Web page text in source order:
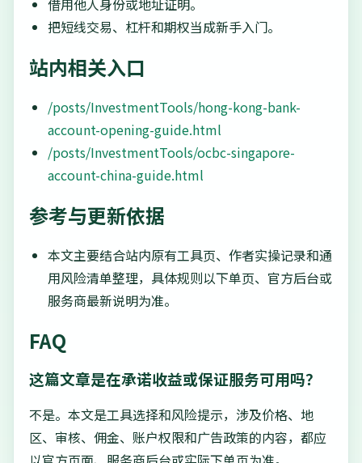
借用他人身份或地址证明。
把短线交易、杠杆和期权当成新手入门。
站内相关入口
/posts/InvestmentTools/hong-kong-bank-
account-opening-guide.html
/posts/InvestmentTools/ocbc-singapore-
account-china-guide.html
参考与更新依据
本文主要结合站内原有工具页、作者实操记录和通
用风险清单整理，具体规则以下单页、官方后台或
服务商最新说明为准。
FAQ
这篇文章是在承诺收益或保证服务可用吗？
不是。本文是工具选择和风险提示，涉及价格、地
区、审核、佣金、账户权限和广告政策的内容，都应